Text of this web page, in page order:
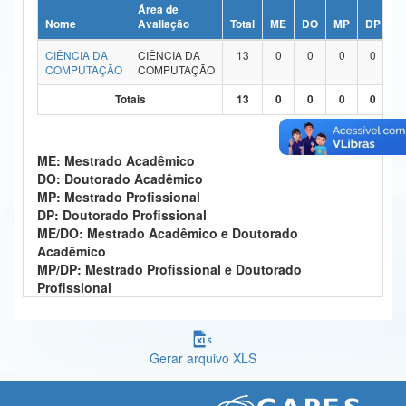
Ministério da Ciência, Tecnologia, Inovações e Comunicações
Ministério do Meio Ambiente
Controladoria-Geral da União
Ministério da Mulher, da Família e dos Direitos Humanos
Secretaria-Geral
Secretaria de Governo
Banco Central do Brasil
Nome
Área de
Avaliação
Total ME DO MP DP
CIÊNCIA DA
COMPUTAÇÃO
CIÊNCIA DA
COMPUTAÇÃO
13 0 0 0 0
Totais 13 0 0 0 0
ME: Mestrado Acadêmico
DO: Doutorado Acadêmico
MP: Mestrado Profissional
DP: Doutorado Profissional
ME/DO: Mestrado Acadêmico e Doutorado
Acadêmico
MP/DP: Mestrado Profissional e Doutorado
Profissional
Gerar arquivo XLS